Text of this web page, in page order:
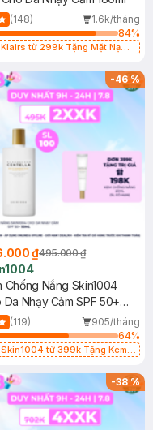
(148)
1.6k/tháng
84%
từ 299k Tặng Mặt Nạ
25ml (SL Có Hạn)
-46%
₫495.000 ₫
Chống Nắng Skin1004
Da Nhạy Cảm SPF 50+
(119)
905/tháng
64%
từ 399k Tặng Kem
50+ 20ml (SL Có Hạn)
-38%